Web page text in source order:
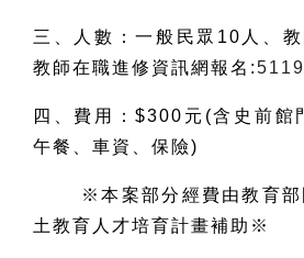
三、人數：一般民眾10人、
教師在職進修資訊網報名:
四、費用：$300元(含史前館
午餐、車資、保險)
※本案部分經費由教育
土教育人才培育計畫補助※